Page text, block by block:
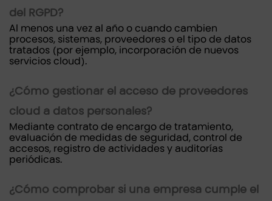
del RGPD?
Al menos una vez al año o cuando cambien
procesos, sistemas, proveedores o el tipo de datos
tratados (por ejemplo, incorporación de nuevos
servicios cloud).
¿Cómo gestionar el acceso de proveedores
cloud a datos personales?
Mediante contrato de encargo de tratamiento,
evaluación de medidas de seguridad, control de
accesos, registro de actividades y auditorías
periódicas.
¿Cómo comprobar si una empresa cumple el